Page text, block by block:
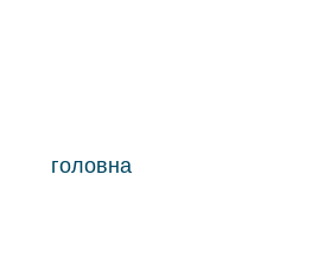
головна